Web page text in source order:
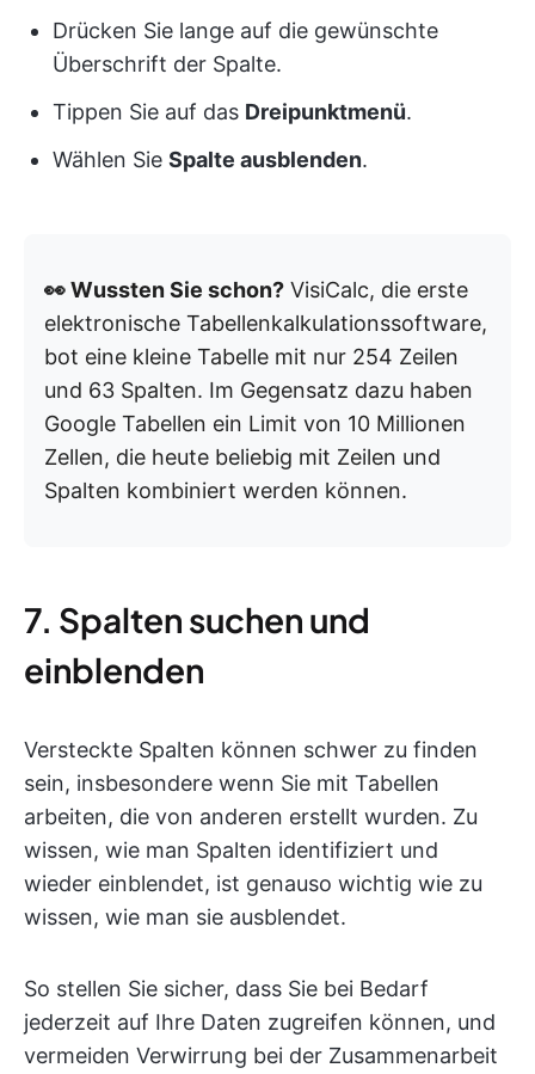
Drücken Sie lange auf die gewünschte
Überschrift der Spalte.
Tippen Sie auf das Dreipunktmenü.
Wählen Sie Spalte ausblenden.
👀 Wussten Sie schon? VisiCalc, die erste
elektronische Tabellenkalkulationssoftware,
bot eine kleine Tabelle mit nur 254 Zeilen
und 63 Spalten. Im Gegensatz dazu haben
Google Tabellen ein Limit von 10 Millionen
Zellen, die heute beliebig mit Zeilen und
Spalten kombiniert werden können.
7. Spalten suchen und
einblenden
Versteckte Spalten können schwer zu finden
sein, insbesondere wenn Sie mit Tabellen
arbeiten, die von anderen erstellt wurden. Zu
wissen, wie man Spalten identifiziert und
wieder einblendet, ist genauso wichtig wie zu
wissen, wie man sie ausblendet.
So stellen Sie sicher, dass Sie bei Bedarf
jederzeit auf Ihre Daten zugreifen können, und
vermeiden Verwirrung bei der Zusammenarbeit